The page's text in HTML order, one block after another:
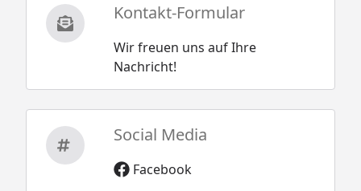
Kontakt-Formular
Wir freuen uns auf Ihre
Nachricht!
Social Media
Facebook